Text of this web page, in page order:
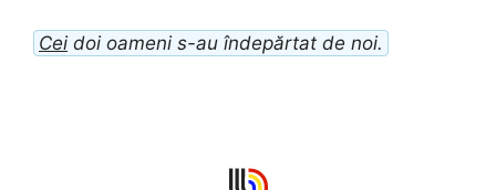
Cei doi oameni s-au îndepărtat de noi.